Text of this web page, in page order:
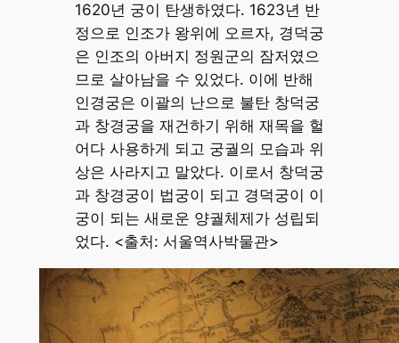
1620년 궁이 탄생하였다. 1623년 반
정으로 인조가 왕위에 오르자, 경덕궁
은 인조의 아버지 정원군의 잠저였으
므로 살아남을 수 있었다. 이에 반해
인경궁은 이괄의 난으로 불탄 창덕궁
과 창경궁을 재건하기 위해 재목을 헐
어다 사용하게 되고 궁궐의 모습과 위
상은 사라지고 말았다. 이로서 창덕궁
과 창경궁이 법궁이 되고 경덕궁이 이
궁이 되는 새로운 양궐체제가 성립되
었다. <출처: 서울역사박물관>